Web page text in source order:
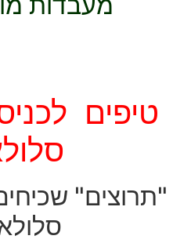
טיפים
"תרוצים"